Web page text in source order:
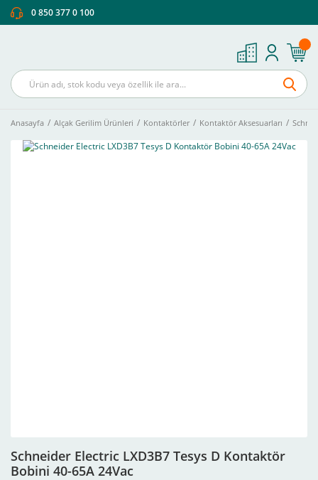
0 850 377 0 100
Anasayfa Alçak Gerilim Ürünleri Kontaktörler Kontaktör Aksesuarları
Schneider Electric LXD3B7 Tesys D Kontaktör
Bobini 40-65A 24Vac